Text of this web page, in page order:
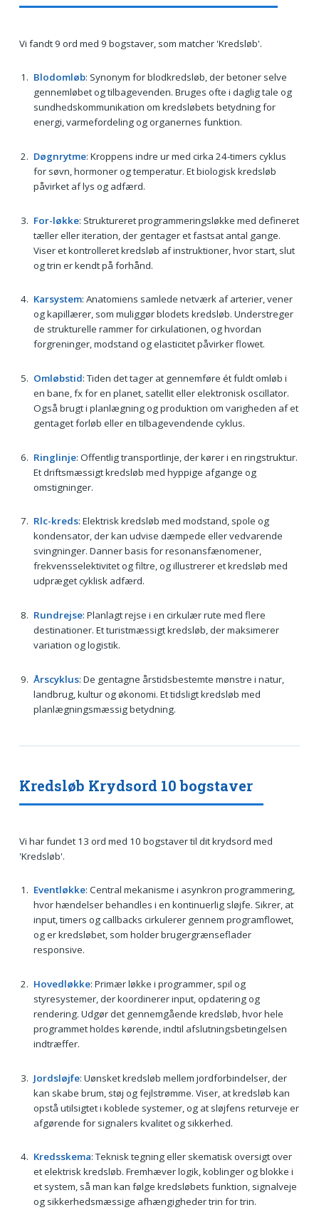
Vi fandt 9 ord med 9 bogstaver, som matcher 'Kredsløb'.
Blodomløb: Synonym for blodkredsløb, der betoner selve
gennemløbet og tilbagevenden. Bruges ofte i daglig tale og
sundhedskommunikation om kredsløbets betydning for
energi, varmefordeling og organernes funktion.
Døgnrytme: Kroppens indre ur med cirka 24-timers cyklus
for søvn, hormoner og temperatur. Et biologisk kredsløb
påvirket af lys og adfærd.
For-løkke: Struktureret programmeringsløkke med defineret
tæller eller iteration, der gentager et fastsat antal gange.
Viser et kontrolleret kredsløb af instruktioner, hvor start, slut
og trin er kendt på forhånd.
Karsystem: Anatomiens samlede netværk af arterier, vener
og kapillærer, som muliggør blodets kredsløb. Understreger
de strukturelle rammer for cirkulationen, og hvordan
forgreninger, modstand og elasticitet påvirker flowet.
Omløbstid: Tiden det tager at gennemføre ét fuldt omløb i
en bane, fx for en planet, satellit eller elektronisk oscillator.
Også brugt i planlægning og produktion om varigheden af et
gentaget forløb eller en tilbagevendende cyklus.
Ringlinje: Offentlig transportlinje, der kører i en ringstruktur.
Et driftsmæssigt kredsløb med hyppige afgange og
omstigninger.
Rlc-kreds: Elektrisk kredsløb med modstand, spole og
kondensator, der kan udvise dæmpede eller vedvarende
svingninger. Danner basis for resonansfænomener,
frekvensselektivitet og filtre, og illustrerer et kredsløb med
udpræget cyklisk adfærd.
Rundrejse: Planlagt rejse i en cirkulær rute med flere
destinationer. Et turistmæssigt kredsløb, der maksimerer
variation og logistik.
Årscyklus: De gentagne årstidsbestemte mønstre i natur,
landbrug, kultur og økonomi. Et tidsligt kredsløb med
planlægningsmæssig betydning.
Kredsløb Krydsord 10 bogstaver
Vi har fundet 13 ord med 10 bogstaver til dit krydsord med
'Kredsløb'.
Eventløkke: Central mekanisme i asynkron programmering,
hvor hændelser behandles i en kontinuerlig sløjfe. Sikrer, at
input, timers og callbacks cirkulerer gennem programflowet,
og er kredsløbet, som holder brugergrænseflader
responsive.
Hovedløkke: Primær løkke i programmer, spil og
styresystemer, der koordinerer input, opdatering og
rendering. Udgør det gennemgående kredsløb, hvor hele
programmet holdes kørende, indtil afslutningsbetingelsen
indtræffer.
Jordsløjfe: Uønsket kredsløb mellem jordforbindelser, der
kan skabe brum, støj og fejlstrømme. Viser, at kredsløb kan
opstå utilsigtet i koblede systemer, og at sløjfens returveje er
afgørende for signalers kvalitet og sikkerhed.
Kredsskema: Teknisk tegning eller skematisk oversigt over
et elektrisk kredsløb. Fremhæver logik, koblinger og blokke i
et system, så man kan følge kredsløbets funktion, signalveje
og sikkerhedsmæssige afhængigheder trin for trin.